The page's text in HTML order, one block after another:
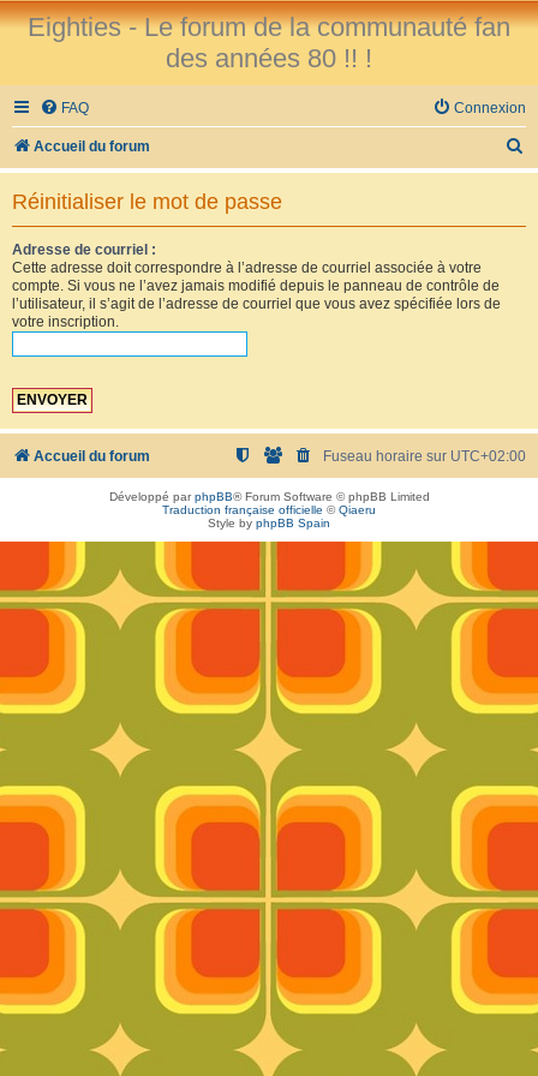
Eighties - Le forum de la communauté fan
des années 80 !! !
FAQ Connexion
Accueil du forum
e
r
Réinitialiser le mot de passe
Adresse de courriel :
Cette adresse doit correspondre à l’adresse de courriel associée à votre
compte. Si vous ne l’avez jamais modifié depuis le panneau de contrôle de
l’utilisateur, il s’agit de l’adresse de courriel que vous avez spécifiée lors de
votre inscription.
Accueil du forum Fuseau horaire sur UTC+02:00
Développé parphpBB® Forum Software © phpBB Limited
Traduction française officielle ©Qiaeru
Style by phpBB Spain